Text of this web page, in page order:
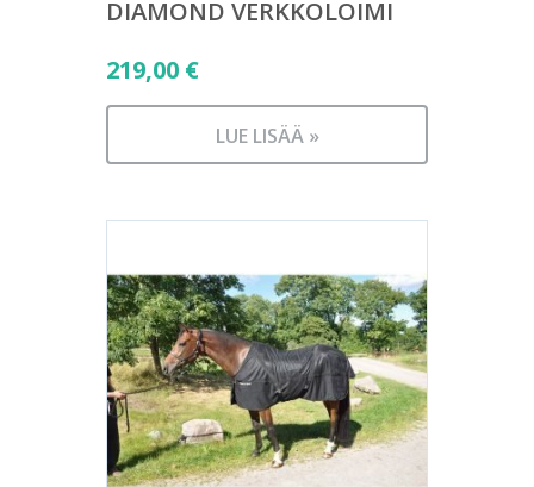
DIAMOND VERKKOLOIMI
219,00 €
LUE LISÄÄ »